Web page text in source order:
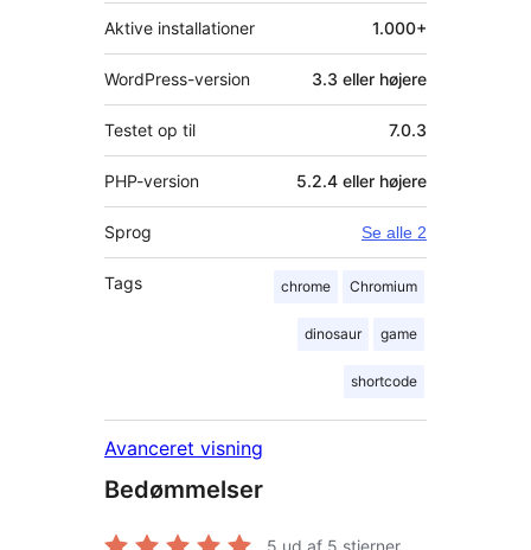
Aktive installationer 1.000+
WordPress-version 3.3 eller højere
Testet op til 7.0.3
PHP-version 5.2.4 eller højere
Sprog Se alle 2
Tags chrome Chromium
dinosaur game
shortcode
Avanceret visning
Bedømmelser